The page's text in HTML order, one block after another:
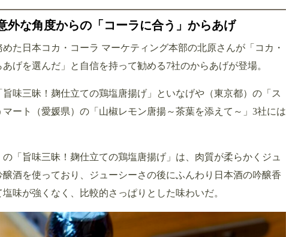
な角度からの「コーラに合う」からあげ
た日本コカ・コーラ マーケティング本部の北原さんが「コカ・
げを選んだ」と自信を持って勧める7社のからあげが登場。
味三昧！麹仕立ての鶏塩唐揚げ」といなげや（東京都）の「ス
ート（愛媛県）の「山椒レモン唐揚～茶葉を添えて～」3社には
「旨味三昧！麹仕立ての鶏塩唐揚げ」は、肉質が柔らかくジュ
酒を使っており、ジューシーさの後にふんわり日本酒の吟醸香
味が強くなく、比較的さっぱりとした味わいだ。